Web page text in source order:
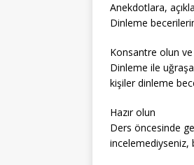
Anekdotlara,
Dinleme
Konsantre olun
Dinleme ile
kişiler dinleme
Hazır olun
Ders öncesinde
incelemediyseniz,